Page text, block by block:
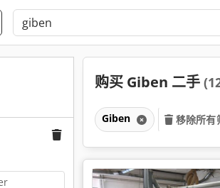
购买 Giben 二手
Giben 移除所有